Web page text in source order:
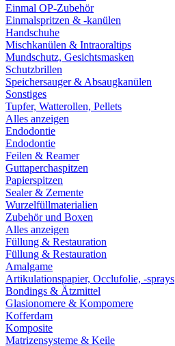
Einmal OP-Zubehör
Einmalspritzen & -kanülen
Handschuhe
Mischkanülen & Intraoraltips
Mundschutz, Gesichtsmasken
Schutzbrillen
Speichersauger & Absaugkanülen
Sonstiges
Tupfer, Watterollen, Pellets
Alles anzeigen
Endodontie
Endodontie
Feilen & Reamer
Guttaperchaspitzen
Papierspitzen
Sealer & Zemente
Wurzelfüllmaterialien
Zubehör und Boxen
Alles anzeigen
Füllung & Restauration
Füllung & Restauration
Amalgame
Artikulationspapier, Occlufolie, -sprays
Bondings & Ätzmittel
Glasionomere & Kompomere
Kofferdam
Komposite
Matrizensysteme & Keile